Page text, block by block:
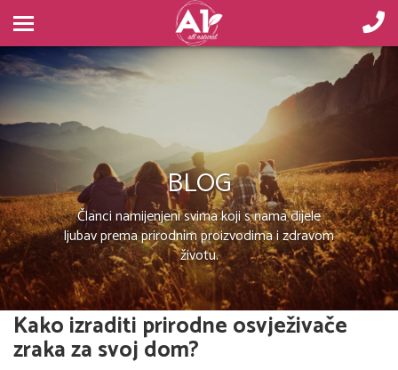
BLOG
Članci namijenjeni svima koji s nama dijele
ljubav prema prirodnim proizvodima i zdravom
životu.
Kako izraditi prirodne osvježivače
zraka za svoj dom?